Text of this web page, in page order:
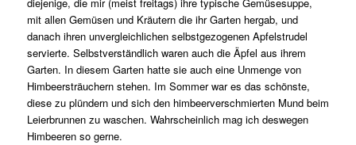
mit allen Gemüsen und Kräutern die ihr Garten hergab, und
danach ihren unvergleichlichen selbstgezogenen Apfelstrudel
servierte. Selbstverständlich waren auch die Äpfel aus ihrem
Garten. In diesem Garten hatte sie auch eine Unmenge von
Himbeersträuchern stehen. Im Sommer war es das schönste,
diese zu plündern und sich den himbeerverschmierten Mund beim
Leierbrunnen zu waschen. Wahrscheinlich mag ich deswegen
Himbeeren so gerne.